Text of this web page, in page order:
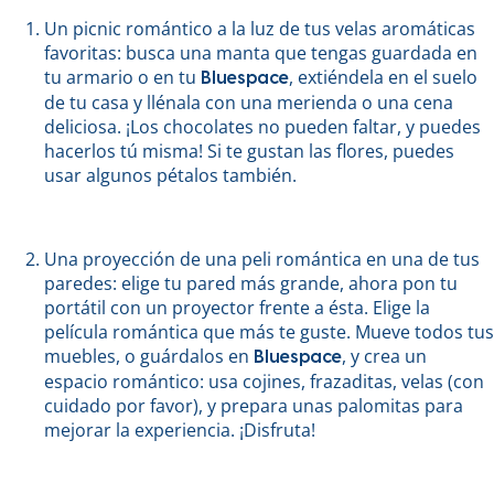
Un picnic romántico a la luz de tus velas aromáticas
favoritas: busca una manta que tengas guardada en
tu armario o en tu Bluespace, extiéndela en el suelo
de tu casa y llénala con una merienda o una cena
deliciosa. ¡Los chocolates no pueden faltar, y puedes
hacerlos tú misma! Si te gustan las flores, puedes
usar algunos pétalos también.
Una proyección de una peli romántica en una de tus
paredes: elige tu pared más grande, ahora pon tu
portátil con un proyector frente a ésta. Elige la
película romántica que más te guste. Mueve todos tus
muebles, o guárdalos en Bluespace, y crea un
espacio romántico: usa cojines, frazaditas, velas (con
cuidado por favor), y prepara unas palomitas para
mejorar la experiencia. ¡Disfruta!